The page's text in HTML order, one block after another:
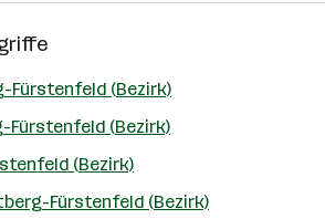
Fürstenfeld (Bezirk)
Fürstenfeld (Bezirk)
(Bezirk)
Fürstenfeld (Bezirk)